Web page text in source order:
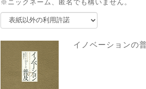
※ニックネーム、匿名でも構いません。
イノベーションの